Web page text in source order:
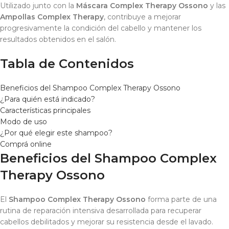
Utilizado junto con la Máscara Complex Therapy Ossono y las
Ampollas Complex Therapy, contribuye a mejorar
progresivamente la condición del cabello y mantener los
resultados obtenidos en el salón.
Tabla de Contenidos
Beneficios del Shampoo Complex Therapy Ossono
¿Para quién está indicado?
Características principales
Modo de uso
¿Por qué elegir este shampoo?
Comprá online
Beneficios del Shampoo Complex
Therapy Ossono
El Shampoo Complex Therapy Ossono forma parte de una
rutina de reparación intensiva desarrollada para recuperar
cabellos debilitados y mejorar su resistencia desde el lavado.